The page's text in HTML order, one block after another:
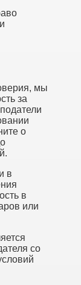
мы
за
о
в
в
или
со